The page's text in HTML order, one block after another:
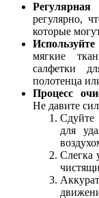
Регулярная
регулярно,
которые
мягкие
салфетки
полотенца
Процесс
Не давите
для
Слегка